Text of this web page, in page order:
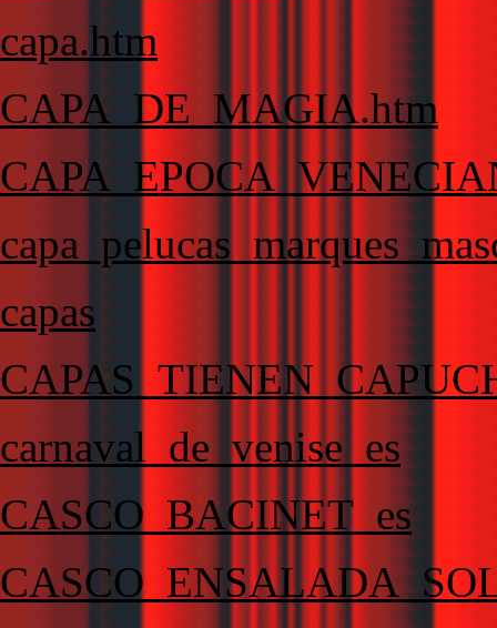
capa.htm
CAPA_DE_MAGIA.htm
capas
carnaval_de_venise_es
CASCO_BACINET_es